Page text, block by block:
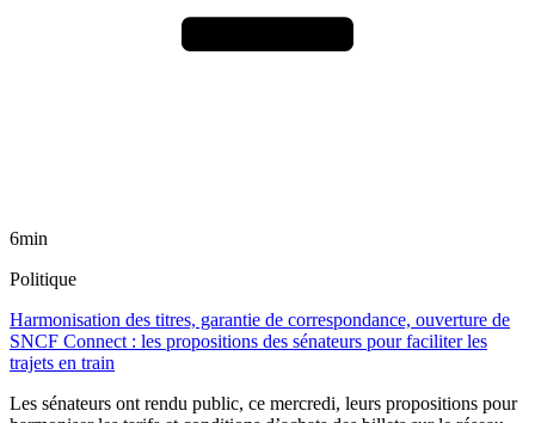
6min
Politique
Harmonisation des titres, garantie de correspondance, ouverture de
SNCF Connect : les propositions des sénateurs pour faciliter les
trajets en train
Les sénateurs ont rendu public, ce mercredi, leurs propositions pour